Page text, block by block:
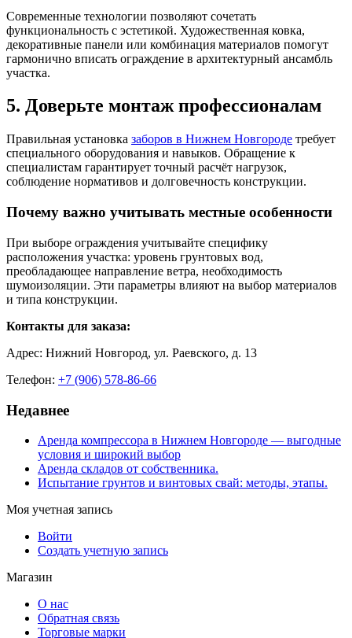
Современные технологии позволяют сочетать
функциональность с эстетикой. Художественная ковка,
декоративные панели или комбинация материалов помогут
гармонично вписать ограждение в архитектурный ансамбль
участка.
5. Доверьте монтаж профессионалам
Правильная установка заборов в Нижнем Новгороде требует
специального оборудования и навыков. Обращение к
специалистам гарантирует точный расчёт нагрузок,
соблюдение нормативов и долговечность конструкции.
Почему важно учитывать местные особенности
При выборе ограждения учитывайте специфику
расположения участка: уровень грунтовых вод,
преобладающее направление ветра, необходимость
шумоизоляции. Эти параметры влияют на выбор материалов
и типа конструкции.
Контакты для заказа:
Адрес: Нижний Новгород, ул. Раевского, д. 13
Телефон: +7 (906) 578-86-66
Недавнее
Аренда компрессора в Нижнем Новгороде — выгодные
условия и широкий выбор
Аренда складов от собственника.
Испытание грунтов и винтовых свай: методы, этапы.
Моя учетная запись
Войти
Создать учетную запись
Магазин
О нас
Обратная связь
Торговые марки